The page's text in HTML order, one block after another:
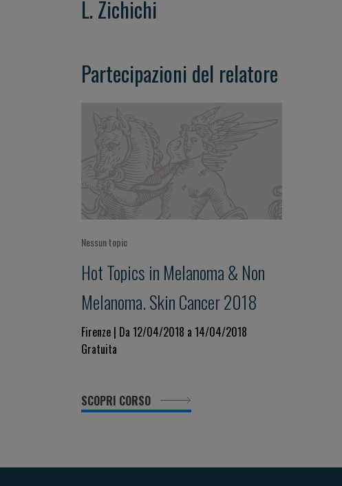
L. Zichichi
Partecipazioni del relatore
Nessun topic
Hot Topics in Melanoma & Non
Melanoma. Skin Cancer 2018
Firenze | Da 12/04/2018 a 14/04/2018
Gratuita
SCOPRI CORSO